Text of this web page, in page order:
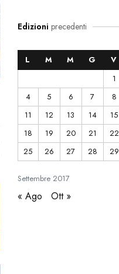
Edizioni precedenti
Settembre2017
L M M G V
1
4
5 6 7 8
11
12 13 14 15
18
19 20 21 22
25
26 27 28 29
« Ago Ott »